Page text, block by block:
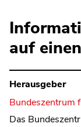
auf
Herausgeber
Bundeszentrum
Das